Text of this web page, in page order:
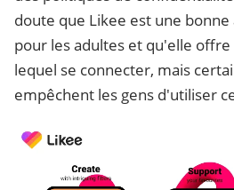
doute que Likee est une
pour les adultes et qu'elle offre
lequel se connecter, mais
empêchent les gens d'utiliser